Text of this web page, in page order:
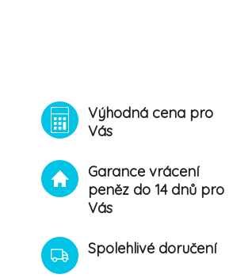
Výhodná cena pro
Vás
Garance vrácení
peněz do 14 dnů pro
Vás
Spolehlivé doručení